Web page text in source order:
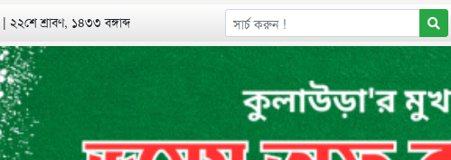
| ২২শে শ্রাবণ, ১৪৩৩ বঙ্গাব্দ